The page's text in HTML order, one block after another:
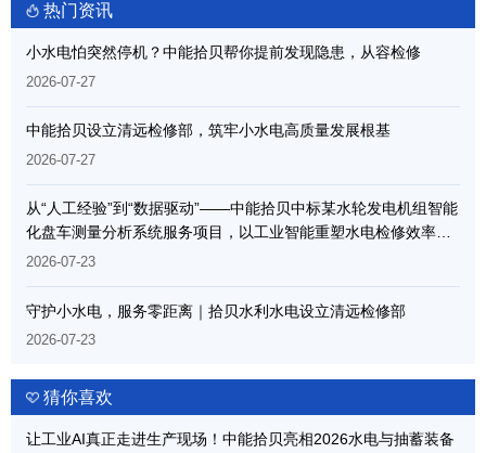
热门资讯
小水电怕突然停机？中能拾贝帮你提前发现隐患，从容检修
2026-07-27
中能拾贝设立清远检修部，筑牢小水电高质量发展根基
2026-07-27
从“人工经验”到“数据驱动”——中能拾贝中标某水轮发电机组智能
化盘车测量分析系统服务项目，以工业智能重塑水电检修效率边
界
2026-07-23
守护小水电，服务零距离｜拾贝水利水电设立清远检修部
2026-07-23
猜你喜欢
让工业AI真正走进生产现场！中能拾贝亮相2026水电与抽蓄装备